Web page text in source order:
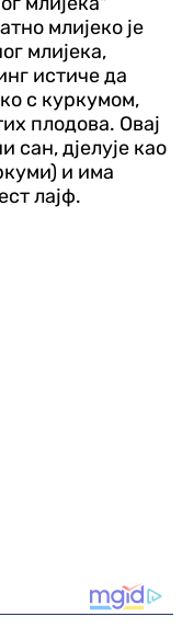
млијеко је
млијека,
истиче да
с куркумом,
плодова. Овај
сан, д‌јелује као
и има
лајф.